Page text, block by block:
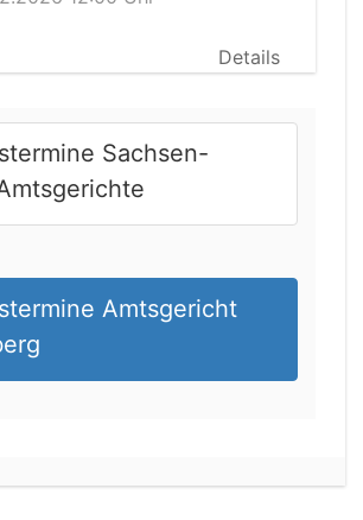
Details
Sachsen-
Amtsgericht
Uhr